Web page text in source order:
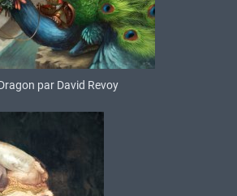
par David Revoy